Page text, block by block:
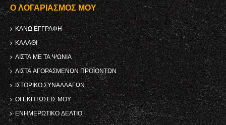
Ο ΛΟΓΑΡΙΑΣΜΌΣ ΜΟΥ
ΚΑΝΩ ΕΓΓΡΑΦΗ
ΚΑΛΆΘΙ
ΛΊΣΤΑ ΜΕ ΤΑ ΨΏΝΙΑ
ΛΊΣΤΑ ΑΓΟΡΑΣΜΈΝΩΝ ΠΡΟΪΌΝΤΩΝ
ΙΣΤΟΡΙΚΌ ΣΥΝΑΛΛΑΓΏΝ
ΟΙ ΕΚΠΤΏΣΕΙΣ ΜΟΥ
ΕΝΗΜΕΡΩΤΙΚΌ ΔΕΛΤΊΟ